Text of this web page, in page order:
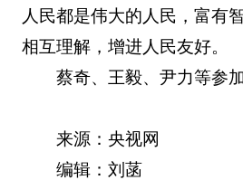
人民都是伟大的人民，富有
相互理解，增进人民友好。
蔡奇、王毅、尹力等参
来源：央视网
编辑：刘菡